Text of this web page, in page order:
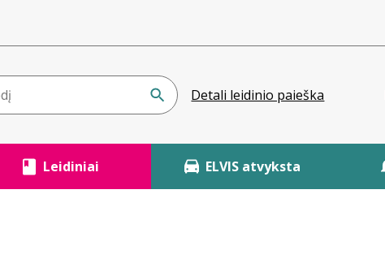
Detali leidinio paieška
Leidiniai ELVIS atvyksta